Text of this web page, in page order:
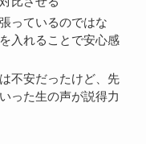
っているのではな
入れることで安心感
不安だったけど、先
った生の声が説得力